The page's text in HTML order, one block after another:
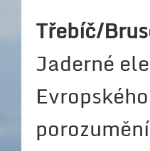
Třebíč/
Jaderné